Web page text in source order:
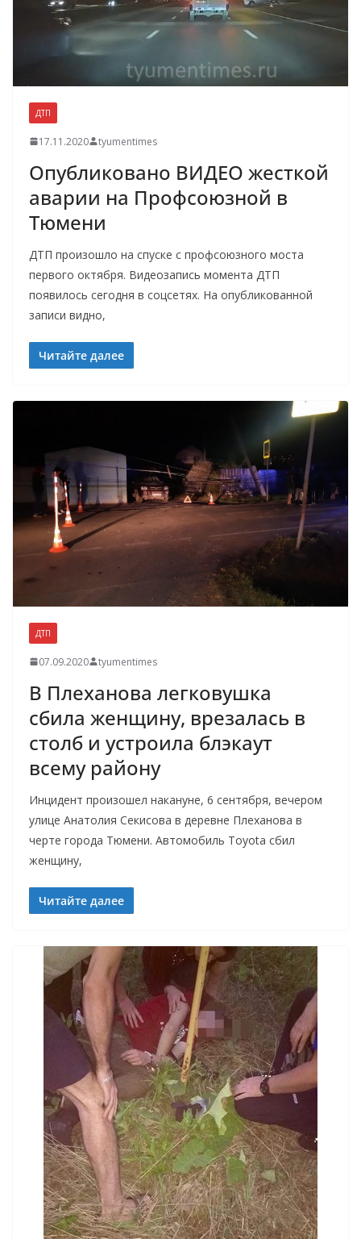
ДТП
17.11.2020 tyumentimes
Опубликовано ВИДЕО жесткой
аварии на Профсоюзной в
Тюмени
ДТП произошло на спуске с профсоюзного моста
первого октября. Видеозапись момента ДТП
появилось сегодня в соцсетях. На опубликованной
записи видно,
Читайте далее
ДТП
07.09.2020 tyumentimes
В Плеханова легковушка
сбила женщину, врезалась в
столб и устроила блэкаут
всему району
Инцидент произошел накануне, 6 сентября, вечером
улице Анатолия Секисова в деревне Плеханова в
черте города Тюмени. Автомобиль Toyota сбил
женщину,
Читайте далее